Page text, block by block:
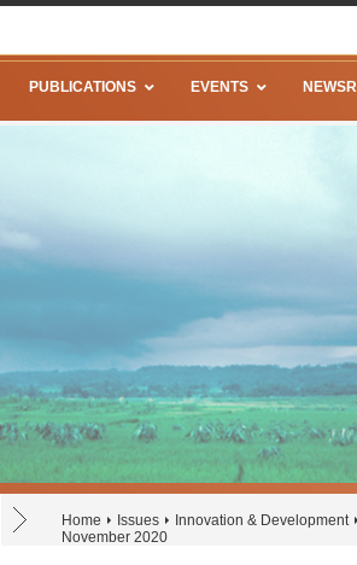
PUBLICATIONS EVENTS
Home Issues Innovation & Development
November 2020